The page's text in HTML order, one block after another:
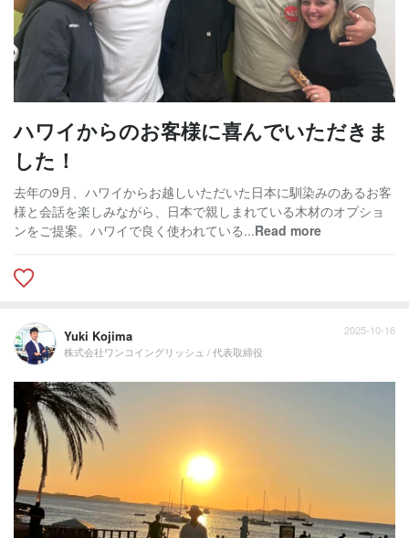
ハワイからのお客様に喜んでいただきま
した！
去年の9月、ハワイからお越しいただいた日本に馴染みのあるお客
様と会話を楽しみながら、日本で親しまれている木材のオプショ
ンをご提案。ハワイで良く使われている...Read more
Yuki Kojima
株式会社ワンコイングリッシュ / 代表取締役
2025-10-16